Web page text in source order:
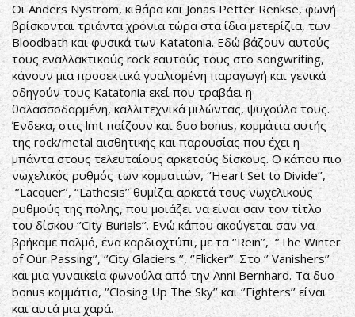
Οι Anders Nyström, κιθάρα και Jonas Petter Renkse, φωνή
βρίσκονται τριάντα χρόνια τώρα στα ίδια μετερίζια, των
Bloodbath και φυσικά των Katatonia. Εδώ βάζουν αυτούς
τους εναλλακτικούς rock εαυτούς τους στο songwriting,
κάνουν μια προσεκτικά γυαλισμένη παραγωγή και γενικά
οδηγούν τους Katatonia εκεί που τραβάει η
θαλασσοδαρμένη, καλλιτεχνικά μιλώντας, ψυχούλα τους.
Ένδεκα, στις lmt παίζουν και δυο bonus, κομμάτια αυτής
της rock/metal αισθητικής και παρουσίας που έχει η
μπάντα στους τελευταίους αρκετούς δίσκους. Ο κάπου πιο
νωχελικός ρυθμός των κομματιών, ‘’Heart Set to Divide’’,
‘’Lacquer’’, ‘’Lathesis’’ θυμίζει αρκετά τους νωχελικούς
ρυθμούς της πόλης, που μοιάζει να είναι σαν τον τίτλο
του δίσκου ‘’City Burials’’. Ενώ κάπου ακούγεται σαν να
βρήκαμε παλμό, ένα καρδιοχτύπι, με τα ‘’Rein’’, ‘’The Winter
of Our Passing’’, ‘’City Glaciers ’’, ‘’Flicker’’. Στο ‘’ Vanishers’’
και μια γυναικεία φωνούλα από την Anni Bernhard. Τα δυο
bonus κομμάτια, ‘’Closing Up The Sky’’ και ‘’Fighters’’ είναι
και αυτά μια χαρά.